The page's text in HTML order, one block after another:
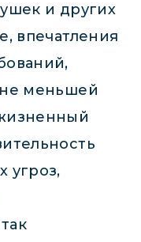
и других
впечатления
меньшей
угроз,